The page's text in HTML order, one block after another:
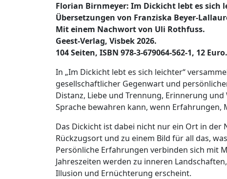
Dickicht
lebt
es
sich
leichter“
von
Florian
Birnmeyer
Florian Birnmeyer: Im Dickicht lebt es sich
Übersetzungen von Franziska Beyer-
Mit einem Nachwort von Uli Rothfuss.
Geest-Verlag, Visbek 2026.
104 Seiten, ISBN 978-3-679064-562-1, 12 Euro.
In „Im Dickicht lebt es sich leichter“
gesellschaftlicher Gegenwart und
Distanz, Liebe und Trennung, Erinnerung
Sprache bewahren kann, wenn
Das Dickicht ist dabei nicht nur ein Ort in der
Rückzugsort und zu einem Bild für all das,
Persönliche Erfahrungen verbinden sich mit
Jahreszeiten werden zu inneren
Illusion und Ernüchterung erscheint.